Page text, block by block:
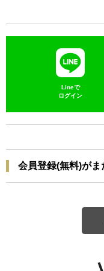
Lineで
ログイン
会員登録(無料)がま